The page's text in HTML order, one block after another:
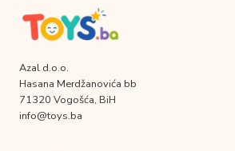
Azal d.o.o.
Hasana Merdžanovića bb
71320 Vogošća, BiH
info@toys.ba